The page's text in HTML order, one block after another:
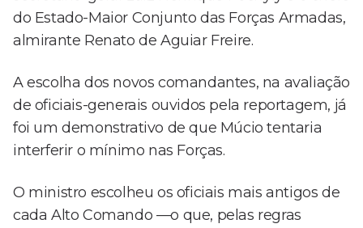
do Estado-Maior Conjunto das Forças Armadas,
almirante Renato de Aguiar Freire.
A escolha dos novos comandantes, na avaliação
de oficiais-generais ouvidos pela reportagem, já
foi um demonstrativo de que Múcio tentaria
interferir o mínimo nas Forças.
O ministro escolheu os oficiais mais antigos de
cada Alto Comando —o que, pelas regras